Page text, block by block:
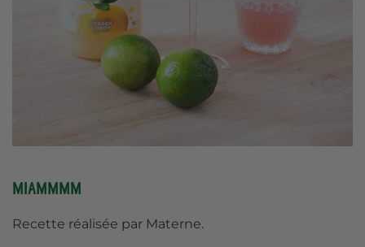
Miammmm
Recette réalisée par Materne.